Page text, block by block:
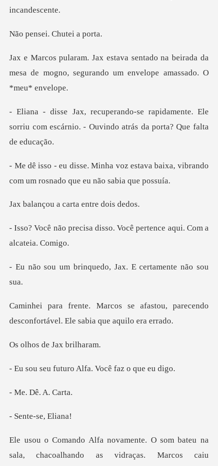
i. Chutei
o na beirada da
mesa de mogno, segurand
damente. Ele
sorriu com escárnio. - Ouvin
estava baixa, vibrando
com um ros
a carta ent
disso. Você pertence aqui
nquedo, Jax. E cert
fastou, parecendo
desconfortável.
de Jax
uro Alfa. Você f
Dê. A.
e-se,
, chacoalhando as vidraças. Marcos caiu